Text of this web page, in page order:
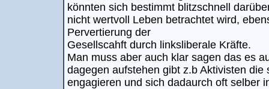
könnten sich bestimmt blitzschnell
nicht wertvoll Leben betrachtet wird,
Pervertierung der
Gesellscahft durch linksliberale Kräfte.
Man muss aber auch klar sagen das es
dagegen aufstehen gibt z.b Aktivisten
engagieren und sich dadaurch oft selber